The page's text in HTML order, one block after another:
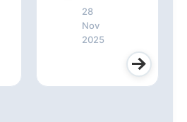
28
Nov
2025